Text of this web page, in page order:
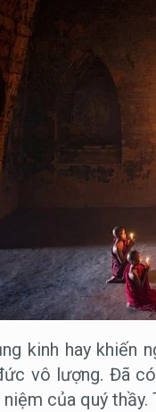
kinh hay khiến
vô lượng. Đã
của quý